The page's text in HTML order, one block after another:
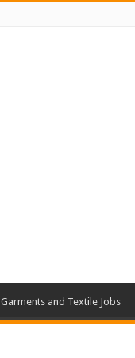
Garments and Textile Jobs